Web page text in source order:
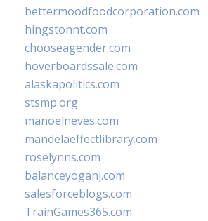
bettermoodfoodcorporation.com
hingstonnt.com
chooseagender.com
hoverboardssale.com
alaskapolitics.com
stsmp.org
manoelneves.com
mandelaeffectlibrary.com
roselynns.com
balanceyoganj.com
salesforceblogs.com
TrainGames365.com